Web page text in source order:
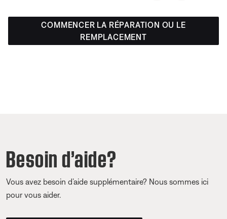
COMMENCER LA RÉPARATION OU LE
REMPLACEMENT
Besoin d’aide?
Vous avez besoin d’aide supplémentaire? Nous sommes ici
pour vous aider.